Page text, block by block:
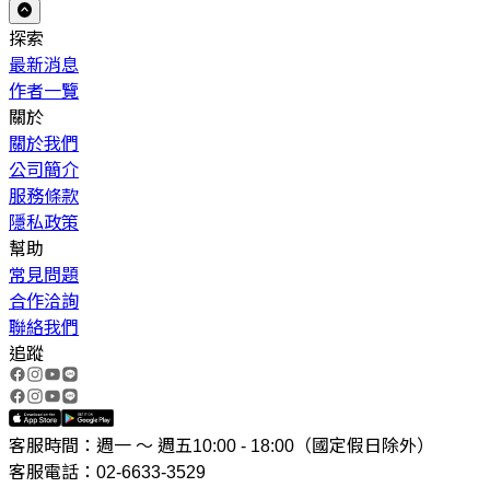
探索
最新消息
作者一覽
關於
關於我們
公司簡介
服務條款
隱私政策
幫助
常見問題
合作洽詢
聯絡我們
追蹤
客服時間：週一 ～ 週五10:00 - 18:00（國定假日除外）
客服電話：02-6633-3529